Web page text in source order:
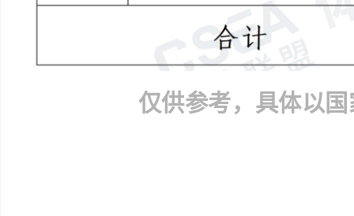
仅供参考，具体以